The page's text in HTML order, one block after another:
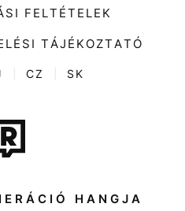
Sport
FELTÉTELEK
TÁJÉKOZTATÓ
CZ SK
HANGJA